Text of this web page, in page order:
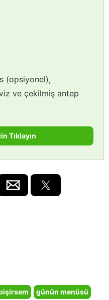
(opsiyonel),
ve çekilmiş antep
Tıklayın
günün menüsü